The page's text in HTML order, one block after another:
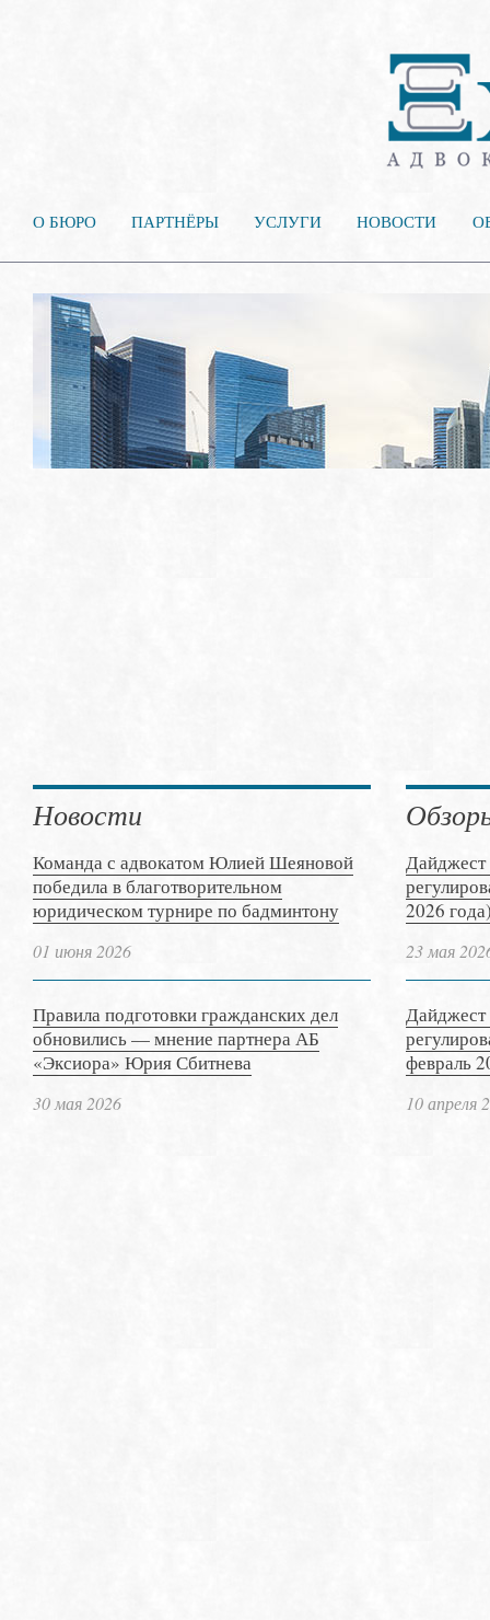
О БЮРО ПАРТНЁРЫ УСЛУГИ НОВОСТИ
Новости
Команда с адвокатом Юлией Шеяновой
победила в благотворительном
юридическом турнире по бадминтону
01 июня 2026
Правила подготовки гражданских дел
обновились — мнение партнера АБ
«Эксиора» Юрия Сбитнева
30 мая 2026
Дайджест
2026
23 мая
Дайджест
февраль
10 апреля